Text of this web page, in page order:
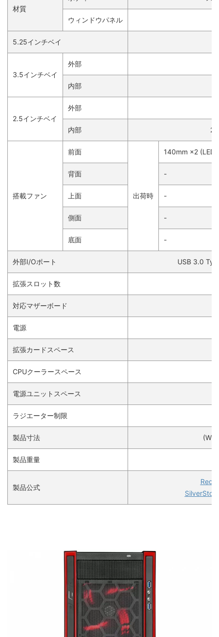
材質
ウィンドウパネル
5.25インチベイ
3.5インチベイ
外部
内部
2.5インチベイ
外部
内部 2
搭載ファン
前面
出荷時
140mm ×2 (LED)
背面 -
上面 -
側面 -
底面 -
外部I/Oポート USB 3.0
拡張スロット数
対応マザーボード
電源
拡張カードスペース
CPUクーラースペース
電源ユニットスペース
ラジエーター制限
製品寸法
製品重量
製品公式